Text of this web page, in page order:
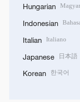
Hungarian Magyar
Indonesian
Italian Italiano
Japanese 日本語
Korean 한국어